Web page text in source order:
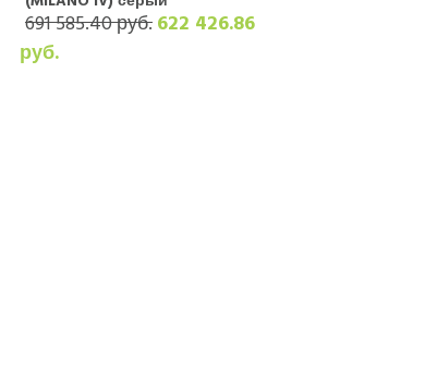
691 585.40 руб.622 426.86
руб.